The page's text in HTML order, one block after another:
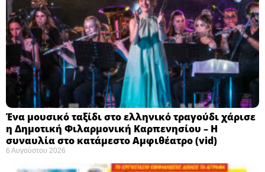
Ένα μουσικό ταξίδι στο ελληνικό τραγούδι χάρισε
η Δημοτική Φιλαρμονική Καρπενησίου – Η
συναυλία στο κατάμεστο Αμφιθέατρο (vid)
6 Αυγούστου 2026